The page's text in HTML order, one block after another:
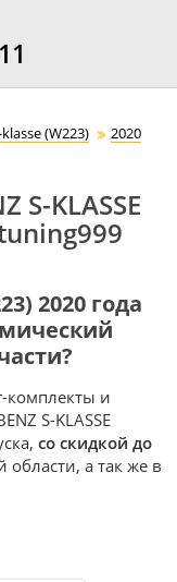
klasse (W223)
2020
S-KLASSE
2020 года
комплекты и
S-KLASSE
со скидкой до
области, а так же в